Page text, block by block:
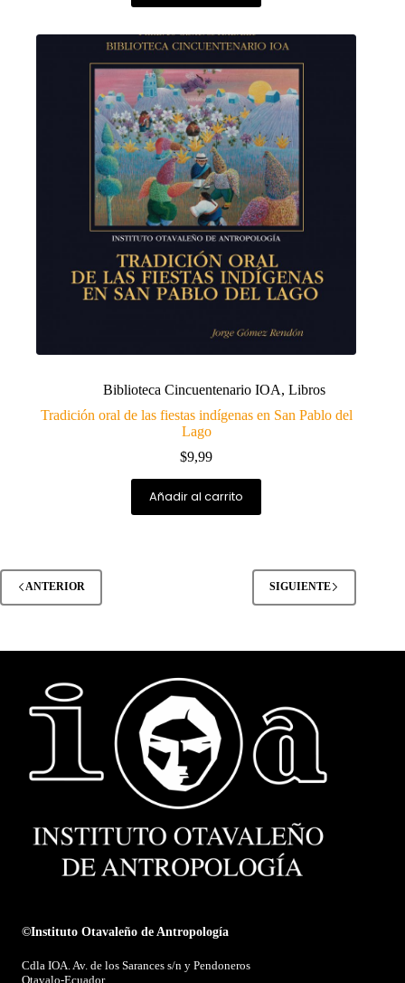
Biblioteca Cincuentenario IOA,Libros
Tradición oral de las fiestas indígenas en San Pablo del
Lago
$9,99
Añadir al carrito
ANTERIOR SIGUIENTE
©Instituto Otavaleño de Antropología
Cdla IOA. Av. de los Sarances s/n y Pendoneros
Otavalo-Ecuador